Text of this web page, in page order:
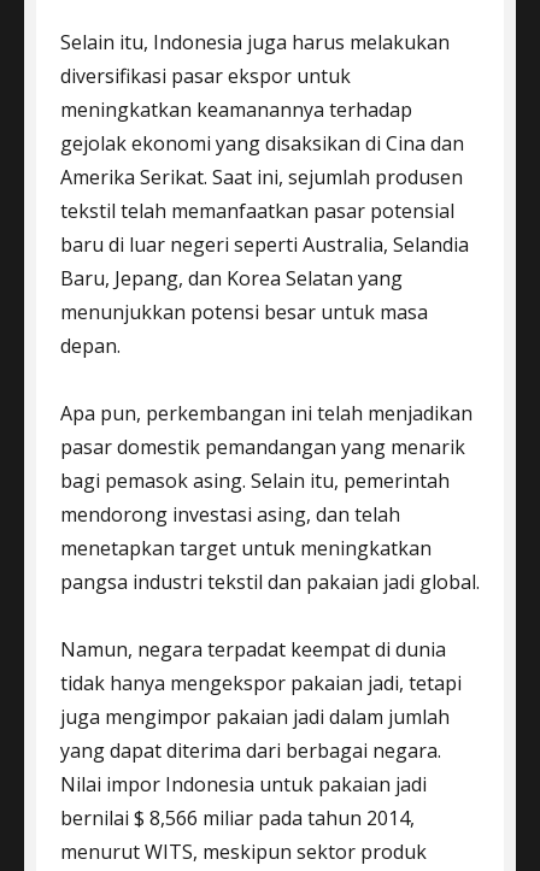
Selain itu, Indonesia juga harus melakukan
diversifikasi pasar ekspor untuk
meningkatkan keamanannya terhadap
gejolak ekonomi yang disaksikan di Cina dan
Amerika Serikat. Saat ini, sejumlah produsen
tekstil telah memanfaatkan pasar potensial
baru di luar negeri seperti Australia, Selandia
Baru, Jepang, dan Korea Selatan yang
menunjukkan potensi besar untuk masa
depan.
Apa pun, perkembangan ini telah menjadikan
pasar domestik pemandangan yang menarik
bagi pemasok asing. Selain itu, pemerintah
mendorong investasi asing, dan telah
menetapkan target untuk meningkatkan
pangsa industri tekstil dan pakaian jadi global.
Namun, negara terpadat keempat di dunia
tidak hanya mengekspor pakaian jadi, tetapi
juga mengimpor pakaian jadi dalam jumlah
yang dapat diterima dari berbagai negara.
Nilai impor Indonesia untuk pakaian jadi
bernilai $ 8,566 miliar pada tahun 2014,
menurut WITS, meskipun sektor produk